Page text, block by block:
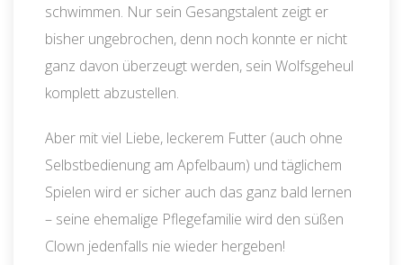
schwimmen. Nur sein Gesangstalent zeigt er
bisher ungebrochen, denn noch konnte er nicht
ganz davon überzeugt werden, sein Wolfsgeheul
komplett abzustellen.
Aber mit viel Liebe, leckerem Futter (auch ohne
Selbstbedienung am Apfelbaum) und täglichem
Spielen wird er sicher auch das ganz bald lernen
– seine ehemalige Pflegefamilie wird den süßen
Clown jedenfalls nie wieder hergeben!